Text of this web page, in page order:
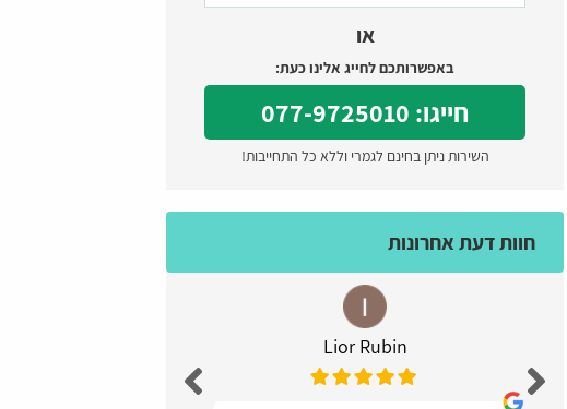
או
באפשרותכם לחייג אלינו כעת:
חייגו: 077-9725010
השירות ניתן בחינם לגמרי וללא כל התחייבות!
חוות דעת אחרונות
Lior Rubin